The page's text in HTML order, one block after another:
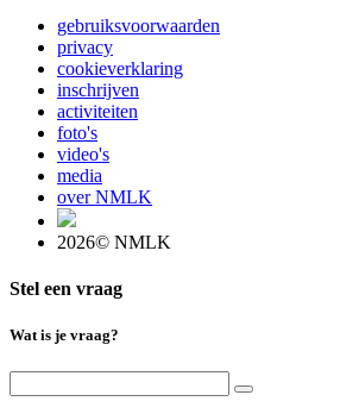
gebruiksvoorwaarden
privacy
cookieverklaring
inschrijven
activiteiten
foto's
video's
media
over NMLK
2026© NMLK
Stel een vraag
Wat is je vraag?